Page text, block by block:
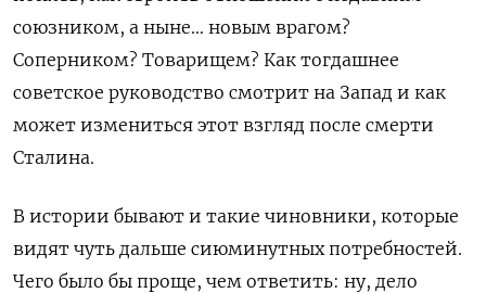
союзником, а ныне… новым врагом?
Соперником? Товарищем? Как тогдашнее
советское руководство смотрит на Запад и как
может измениться этот взгляд после смерти
Сталина.
В истории бывают и такие чиновники, которые
видят чуть дальше сиюминутных потребностей.
Чего было бы проще, чем ответить: ну, дело